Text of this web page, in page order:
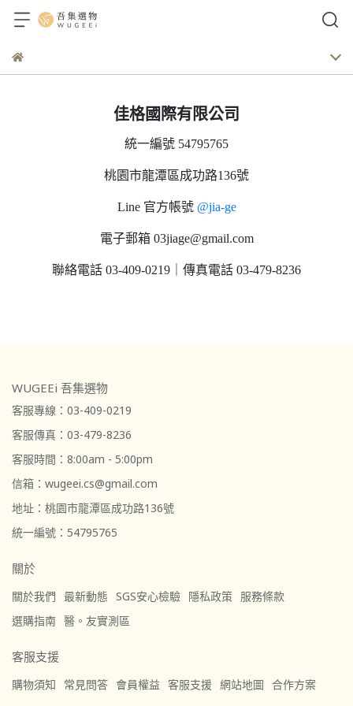
佳格國際有限公司
統一編號 54795765
桃園市龍潭區成功路136號
Line 官方帳號 @jia-ge
電子郵箱 03jiage@gmail.com
聯絡電話 03-409-0219｜傳真電話 03-479-8236
WUGEEi 吾集選物
客服專線：03-409-0219
客服傳真：03-479-8236
客服時間：8:00am - 5:00pm
信箱：wugeei.cs@gmail.com
地址：桃園市龍潭區成功路136號
統一編號：54795765
關於
關於我們 最新動態 SGS安心檢驗 隱私政策 服務條款
選購指南 醫。友實測區
客服支援
購物須知 常見問答 會員權益 客服支援 網站地圖 合作方案